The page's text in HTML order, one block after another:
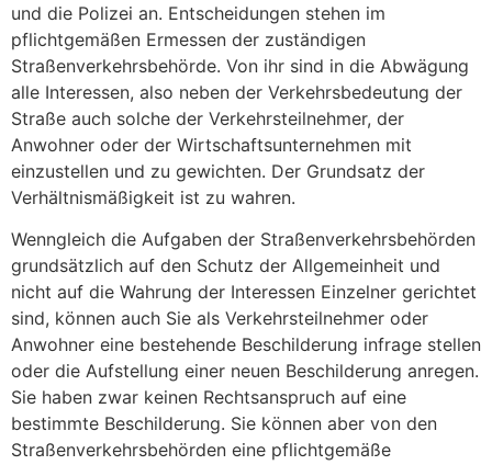
und die Polizei an. Entscheidungen stehen im
pflichtgemäßen Ermessen der zuständigen
Straßenverkehrsbehörde. Von ihr sind in die Abwägung
alle Interessen, also neben der Verkehrsbedeutung der
Straße auch solche der Verkehrsteilnehmer, der
Anwohner oder der Wirtschaftsunternehmen mit
einzustellen und zu gewichten. Der Grundsatz der
Verhältnismäßigkeit ist zu wahren.
Wenngleich die Aufgaben der Straßenverkehrsbehörden
grundsätzlich auf den Schutz der Allgemeinheit und
nicht auf die Wahrung der Interessen Einzelner gerichtet
sind, können auch Sie als Verkehrsteilnehmer oder
Anwohner eine bestehende Beschilderung infrage stellen
oder die Aufstellung einer neuen Beschilderung anregen.
Sie haben zwar keinen Rechtsanspruch auf eine
bestimmte Beschilderung. Sie können aber von den
Straßenverkehrsbehörden eine pflichtgemäße